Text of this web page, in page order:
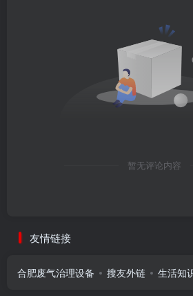
暂无评论内容
友情链接
合肥废气治理设备 搜友外链 生活知